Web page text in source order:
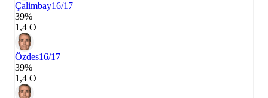
Çalimbay16/17
39%
1,4 О
Özdes16/17
39%
1,4 О